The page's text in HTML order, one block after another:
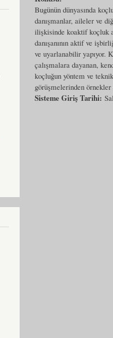
Bugünün dünyasında
danışmanlar, aileler ve
ilişkisinde koaktif koçluk
danışanının aktif ve
ve uyarlanabilir yapıyor.
çalışmalara dayanan,
koçluğun yöntem ve
görüşmelerinden örnekler
Sisteme Giriş Tarihi: